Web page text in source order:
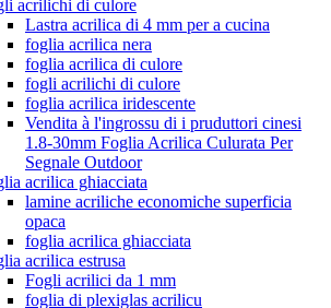
acrilichi di culore
Lastra acrilica di 4 mm per a cucina
foglia acrilica nera
foglia acrilica di culore
fogli acrilichi di culore
foglia acrilica iridescente
Vendita à l'ingrossu di i pruduttori cinesi
1.8-30mm Foglia Acrilica Culurata Per
Segnale Outdoor
acrilica ghiacciata
lamine acriliche economiche superficia
opaca
foglia acrilica ghiacciata
acrilica estrusa
Fogli acrilici da 1 mm
foglia di plexiglas acrilicu